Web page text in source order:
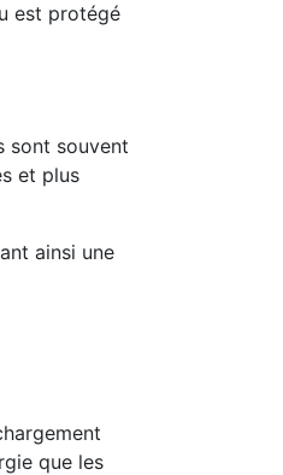
est protégé
sont souvent
et plus
ainsi une
que les